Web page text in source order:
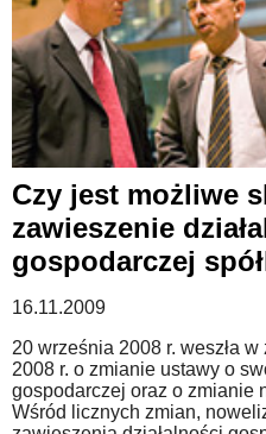
Czy jest możliwe
zawieszenie
gospodarczej
16.11.2009
20 września 2008 r. weszła
2008 r. o zmianie ustawy o
gospodarczej oraz o zmianie
Wśród licznych zmian,